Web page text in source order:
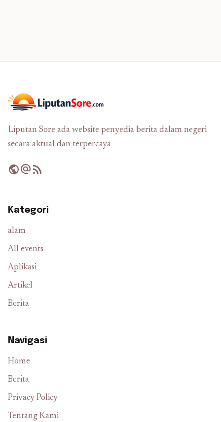
Liputan Sore ada website penyedia berita dalam negeri
secara aktual dan terpercaya
publicalternate_emailrss_feed
Kategori
alam
All events
Aplikasi
Artikel
Berita
Navigasi
Home
Berita
Privacy Policy
Tentang Kami